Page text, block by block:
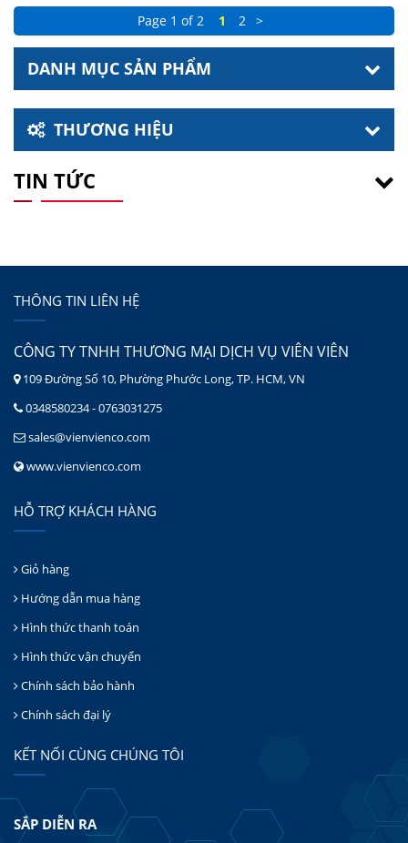
Page 1 of 2 1 2 >
DANH MỤC SẢN PHẨM
THƯƠNG HIỆU
TIN TỨC
THÔNG TIN LIÊN HỆ
CÔNG TY TNHH THƯƠNG MẠI DỊCH VỤ VIÊN VIÊN
109 Đường Số 10, Phường Phước Long, TP. HCM, VN
0348580234 - 0763031275
sales@vienvienco.com
www.vienvienco.com
HỖ TRỢ KHÁCH HÀNG
Giỏ hàng
Hướng dẫn mua hàng
Hình thức thanh toán
Hình thức vận chuyển
Chính sách bảo hành
Chính sách đại lý
KẾT NỐI CÙNG CHÚNG TÔI
SẮP DIỄN RA